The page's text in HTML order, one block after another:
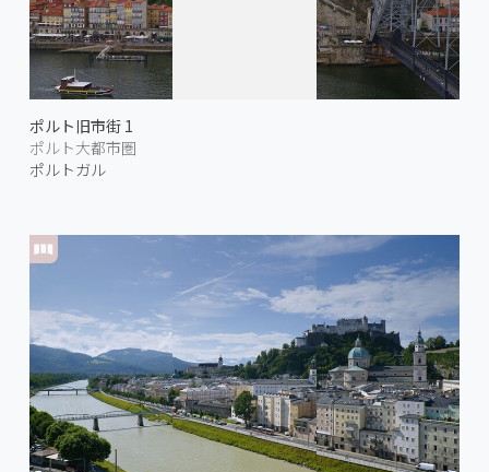
ポルト旧市街 1
ポルト大都市圏
ポルトガル